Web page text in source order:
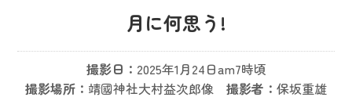
月に何思う!
撮影日： 2025年1月24日am7時頃
撮影場所： 靖國神社大村益次郎像 撮影者： 保坂重雄